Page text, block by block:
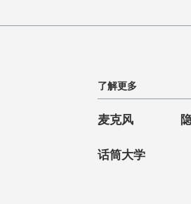
了解更多
麦克风
话筒大学